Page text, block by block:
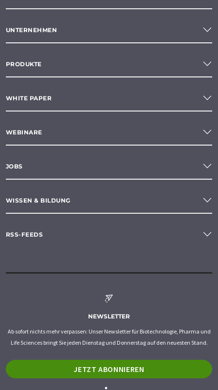
UNTERNEHMEN
PRODUKTE
WHITE PAPER
WEBINARE
JOBS
WISSEN & BILDUNG
RSS-FEEDS
NEWSLETTER
Ab sofort nichts mehr verpassen: Unser Newsletter für Biotechnologie, Pharma und
Life Sciences bringt Sie jeden Dienstag und Donnerstag auf den neuesten Stand.
JETZT ABONNIEREN